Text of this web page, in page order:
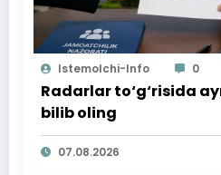
Istemolchi-Info 0
Radarlar to‘g‘risida
bilib oling
07.08.2026